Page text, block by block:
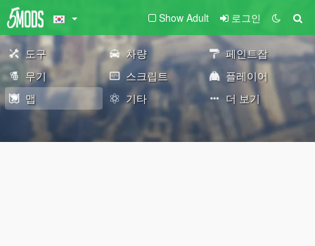
Show Adult 로그인
도구 차량
페인트잡
무기
스크립트
플레이어
맵
기타 더 보기